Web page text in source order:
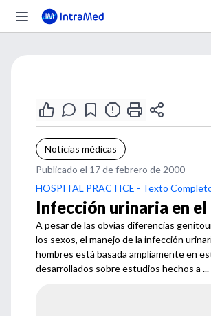
Noticias médicas
Publicado el 17 de febrero de 2000
HOSPITAL PRACTICE - Texto
Infección urinaria en el
A pesar de las obvias diferencias
los sexos, el manejo de la infección
hombres está basada ampliamente en
desarrollados sobre estudios hechos a ...